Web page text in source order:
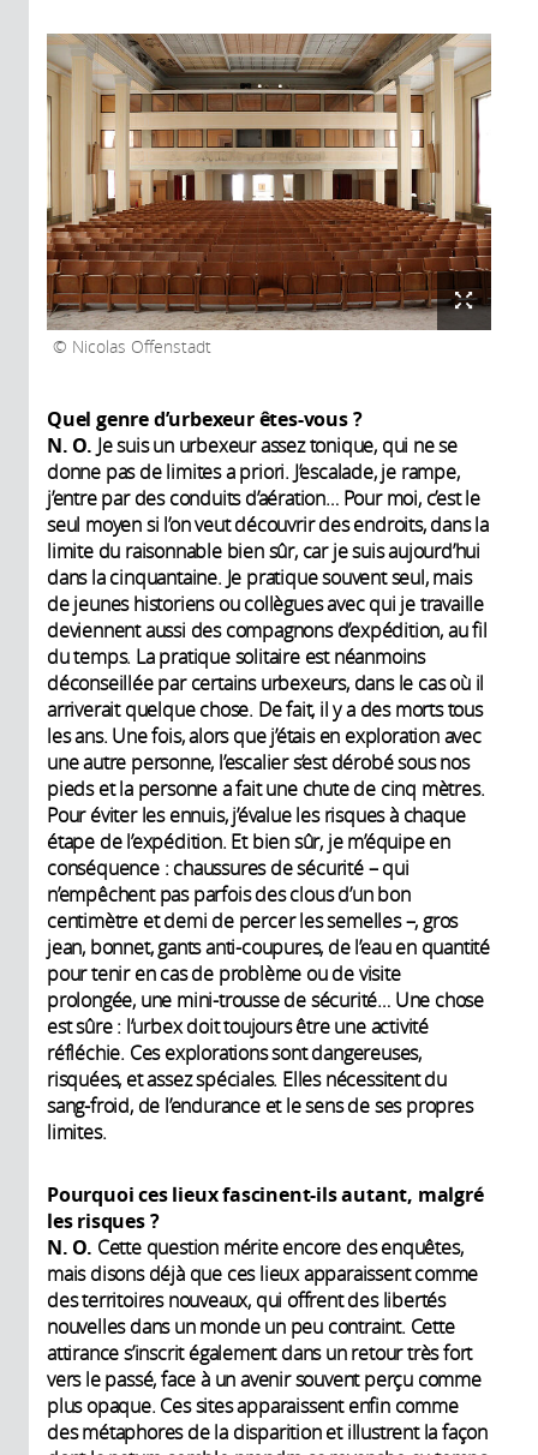
Nicolas Offenstadt
Quel genre d’urbexeur êtes-vous ?
N. O. Je suis un urbexeur assez tonique, qui ne se
donne pas de limites a priori. J’escalade, je rampe,
j’entre par des conduits d’aération… Pour moi, c’est le
seul moyen si l’on veut découvrir des endroits, dans la
limite du raisonnable bien sûr, car je suis aujourd’hui
dans la cinquantaine. Je pratique souvent seul, mais
de jeunes historiens ou collègues avec qui je travaille
deviennent aussi des compagnons d’expédition, au fil
du temps. La pratique solitaire est néanmoins
déconseillée par certains urbexeurs, dans le cas où il
arriverait quelque chose. De fait, il y a des morts tous
les ans. Une fois, alors que j’étais en exploration avec
une autre personne, l’escalier s’est dérobé sous nos
pieds et la personne a fait une chute de cinq mètres.
Pour éviter les ennuis, j’évalue les risques à chaque
étape de l’expédition. Et bien sûr, je m’équipe en
conséquence : chaussures de sécurité – qui
n’empêchent pas parfois des clous d’un bon
centimètre et demi de percer les semelles –, gros
jean, bonnet, gants anti-coupures, de l’eau en quantité
pour tenir en cas de problème ou de visite
prolongée, une mini-trousse de sécurité… Une chose
est sûre : l’urbex doit toujours être une activité
réfléchie. Ces explorations sont dangereuses,
risquées, et assez spéciales. Elles nécessitent du
sang-froid, de l’endurance et le sens de ses propres
limites.
Pourquoi ces lieux fascinent-ils autant, malgré
les risques ?
N. O. Cette question mérite encore des enquêtes,
mais disons déjà que ces lieux apparaissent comme
des territoires nouveaux, qui offrent des libertés
nouvelles dans un monde un peu contraint. Cette
attirance s’inscrit également dans un retour très fort
vers le passé, face à un avenir souvent perçu comme
plus opaque. Ces sites apparaissent enfin comme
des métaphores de la disparition et illustrent la façon